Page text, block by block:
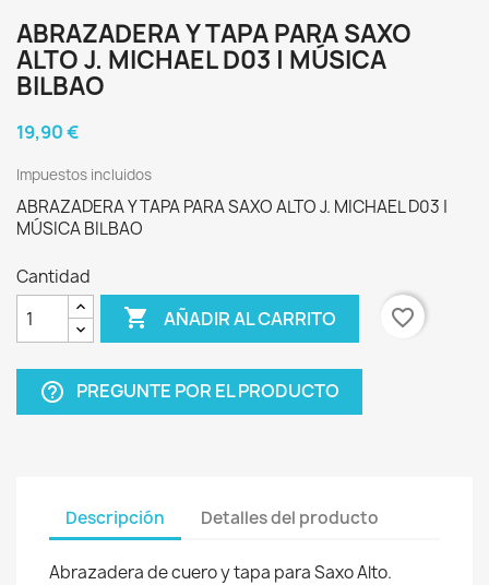
ABRAZADERA Y TAPA PARA SAXO
ALTO J. MICHAEL D03 | MÚSICA
BILBAO
19,90 €
Impuestos incluidos
ABRAZADERA Y TAPA PARA SAXO ALTO J. MICHAEL D03 |
MÚSICA BILBAO
Cantidad
 AÑADIR AL CARRITO favorite_border
help_outline PREGUNTE POR EL PRODUCTO
Descripción Detalles del producto
Abrazadera de cuero y tapa para Saxo Alto.